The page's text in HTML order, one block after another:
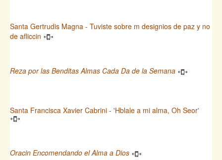
Santa Gertrudis Magna - Tuviste sobre m designios de paz y no
de afliccin
Reza por las Benditas Almas Cada Da de la Semana
Santa Francisca Xavier Cabrini - 'Hblale a mi alma, Oh Seor'
Oracin Encomendando el Alma a Dios